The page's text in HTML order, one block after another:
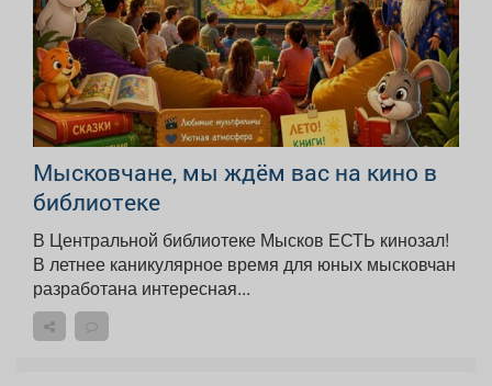
Мысковчане, мы ждём вас на кино в
библиотеке
В Центральной библиотеке Мысков ЕСТЬ кинозал!
В летнее каникулярное время для юных мысковчан
разработана интересная...